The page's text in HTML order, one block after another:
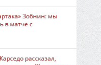
Зобнин: мы
в матче с
рассказал,